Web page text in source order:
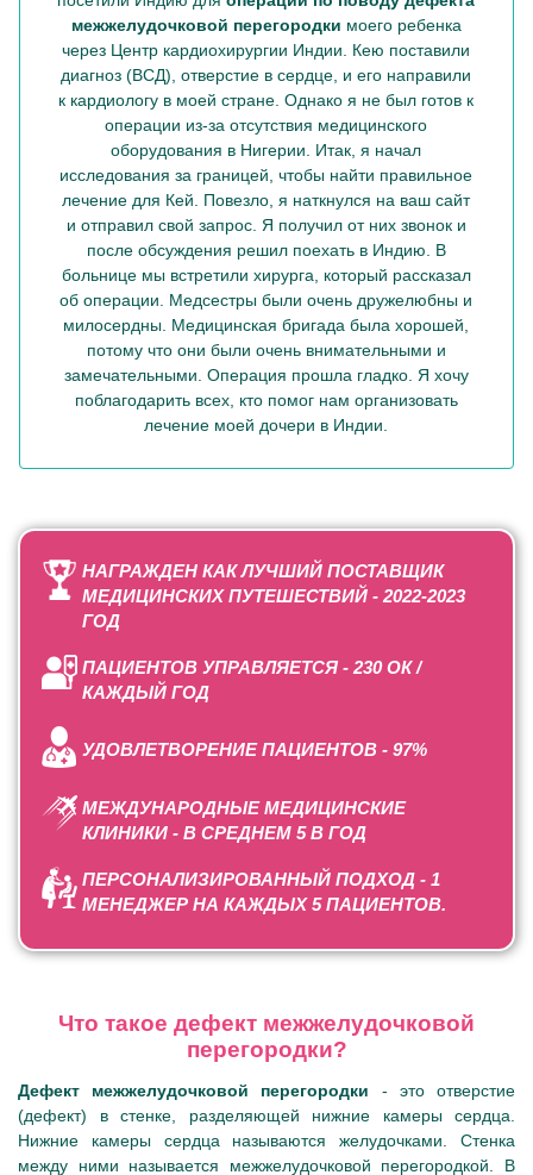
межжелудочковой перегородки моего ребенка
через Центр кардиохирургии Индии. Кею поставили
диагноз (ВСД), отверстие в сердце, и его направили
к кардиологу в моей стране. Однако я не был готов к
операции из-за отсутствия медицинского
оборудования в Нигерии. Итак, я начал
исследования за границей, чтобы найти правильное
лечение для Кей. Повезло, я наткнулся на ваш сайт
и отправил свой запрос. Я получил от них звонок и
после обсуждения решил поехать в Индию. В
больнице мы встретили хирурга, который рассказал
об операции. Медсестры были очень дружелюбны и
милосердны. Медицинская бригада была хорошей,
потому что они были очень внимательными и
замечательными. Операция прошла гладко. Я хочу
поблагодарить всех, кто помог нам организовать
лечение моей дочери в Индии.
НАГРАЖДЕН КАК ЛУЧШИЙ ПОСТАВЩИК
МЕДИЦИНСКИХ ПУТЕШЕСТВИЙ - 2022-2023
ГОД
ПАЦИЕНТОВ УПРАВЛЯЕТСЯ - 230 ОК /
КАЖДЫЙ ГОД
УДОВЛЕТВОРЕНИЕ ПАЦИЕНТОВ - 97%
МЕЖДУНАРОДНЫЕ МЕДИЦИНСКИЕ
КЛИНИКИ - В СРЕДНЕМ 5 В ГОД
ПЕРСОНАЛИЗИРОВАННЫЙ ПОДХОД - 1
МЕНЕДЖЕР НА КАЖДЫХ 5 ПАЦИЕНТОВ.
Что такое дефект межжелудочковой
перегородки?
Дефект межжелудочковой перегородки - это отверстие
(дефект) в стенке, разделяющей нижние камеры сердца.
Нижние камеры сердца называются желудочками. Стенка
между ними называется межжелудочковой перегородкой. В